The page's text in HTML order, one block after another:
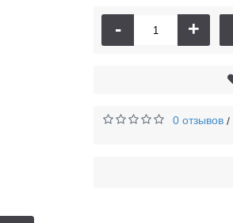
- +
0 отзывов /